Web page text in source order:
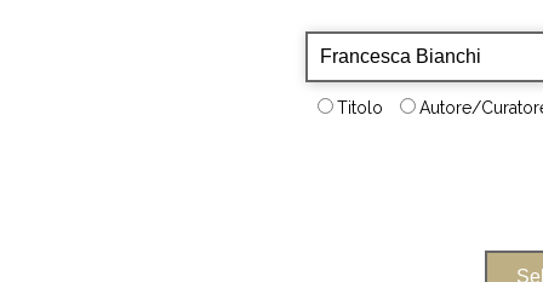
Titolo Autore/